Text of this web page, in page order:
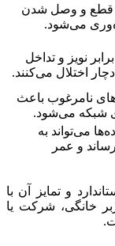
قطع و وصل شدن
می‌شود.
نویز و تداخل
اختلال می‌کنند.
نامرغوب باعث
شبکه می‌شود.
می‌تواند به
و عمر
و تمایز آن با
خانگی، شرکت یا